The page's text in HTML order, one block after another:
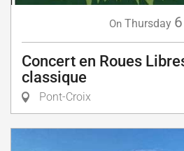
On Thursday 6
Concert en Roues
classique
Pont-Croix